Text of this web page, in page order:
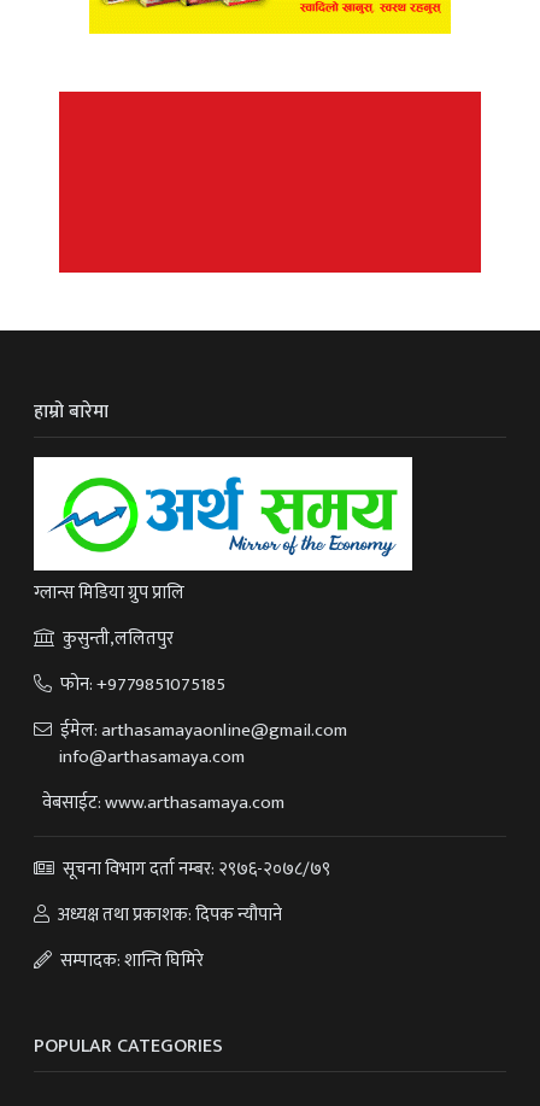
हाम्रो बारेमा
ग्लान्स मिडिया ग्रुप प्रालि
कुसुन्ती,ललितपुर
फोन:+9779851075185
ईमेल:arthasamayaonline@gmail.com
info@arthasamaya.com
वेबसाईट: www.arthasamaya.com
सूचना विभाग दर्ता नम्बर: २९७६-२०७८/७९
अध्यक्ष तथा प्रकाशक: दिपक न्यौपाने
सम्पादक: शान्ति घिमिरे
POPULAR CATEGORIES